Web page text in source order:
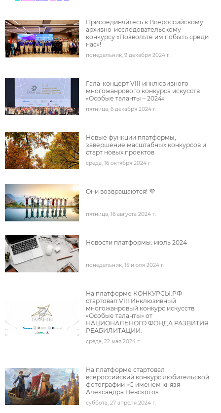
Присоединяйтесь к Всероссийскому
архивно-исследовательскому
конкурсу «Позвольте им побыть среди
нас»!
понедельник, 9 декабря 2024 г.
Гала‑концерт VIII инклюзивного
многожанрового конкурса искусств
«Особые таланты – 2024»
пятница, 6 декабря 2024 г.
Новые функции платформы,
завершение масштабных конкурсов и
старт новых проектов
среда, 16 октября 2024 г.
Они возвращаются! 💜
пятница, 16 августа 2024 г.подробнее
Новости платформы: июль 2024
понедельник, 15 июля 2024 г.
На платформе КОНКУРСЫ.РФ
стартовал VIII Инклюзивный
многожанровый конкурс искусств
«Особые таланты» от
НАЦИОНАЛЬНОГО ФОНДА РАЗВИТИЯ
РЕАБИЛИТАЦИИ.
среда, 22 мая 2024 г.
На платформе стартовал
всероссийский конкурс любительской
фотографии «С именем князя
Александра Невского»
суббота, 27 апреля 2024 г.